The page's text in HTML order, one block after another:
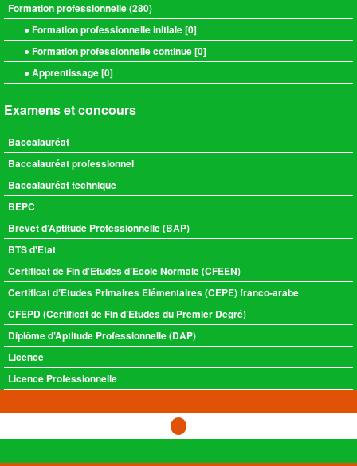
Formation professionnelle (280)
● Formation professionnelle initiale [0]
● Formation professionnelle continue [0]
● Apprentissage [0]
Examens et concours
Baccalauréat
Baccalauréat professionnel
Baccalauréat technique
BEPC
Brevet d’Aptitude Professionnelle (BAP)
BTS d'Etat
Certificat de Fin d’Etudes d’Ecole Normale (CFEEN)
Certificat d’Etudes Primaires Elémentaires (CEPE) franco-arabe
CFEPD (Certificat de Fin d’Etudes du Premier Degré)
Diplôme d’Aptitude Professionnelle (DAP)
Licence
Licence Professionnelle